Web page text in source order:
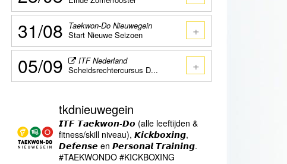
31/08 Taekwon-Do Nieuwegein
Start Nieuwe Seizoen
+
05/09
ITF Nederland
Scheidsrechtercursus D...
+
tkdnieuwegein
𝙄𝙏𝙁 𝙏𝙖𝙚𝙠𝙬𝙤𝙣-𝘿𝙤 (alle leeftijden &
fitness/skill niveau), 𝙆𝙞𝙘𝙠𝙗𝙤𝙭𝙞𝙣𝙜,
𝘿𝙚𝙛𝙚𝙣𝙨𝙚 en 𝙋𝙚𝙧𝙨𝙤𝙣𝙖𝙡 𝙏𝙧𝙖𝙞𝙣𝙞𝙣𝙜.
#TAEKWONDO #KICKBOXING